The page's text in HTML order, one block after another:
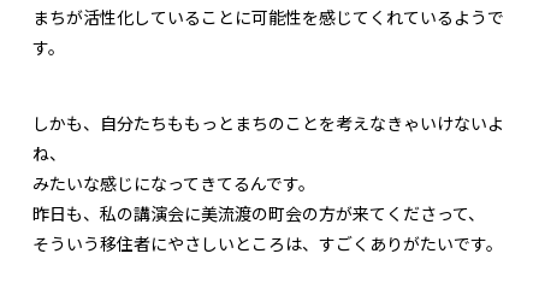
まちが活性化していることに可能性を感じてくれているようで
す。
しかも、自分たちももっとまちのことを考えなきゃいけないよ
ね、
みたいな感じになってきてるんです。
昨日も、私の講演会に美流渡の町会の方が来てくださって、
そういう移住者にやさしいところは、すごくありがたいです。